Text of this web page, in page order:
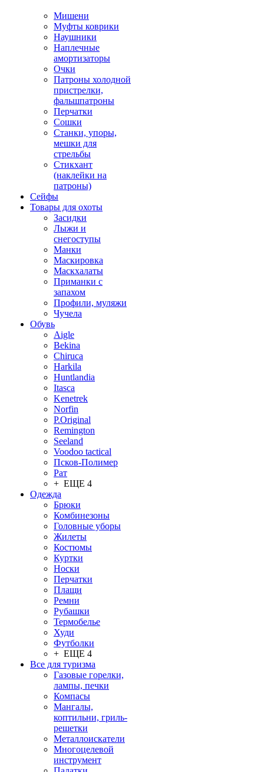
Мишени
Муфты коврики
Наушники
Наплечные
амортизаторы
Очки
Патроны холодной
пристрелки,
фальшпатроны
Перчатки
Сошки
Станки, упоры,
мешки для
стрельбы
Стикхант
(наклейки на
патроны)
Сейфы
Товары для охоты
Засидки
Лыжи и
снегоступы
Манки
Маскировка
Маскхалаты
Приманки с
запахом
Профили, муляжи
Чучела
Обувь
Aigle
Bekina
Chiruсa
Harkila
Huntlandia
Itasca
Kenetrek
Norfin
P.Original
Remington
Seeland
Voodoo tactical
Псков-Полимер
Рат
+ ЕЩЕ 4
Одежда
Брюки
Комбинезоны
Головные уборы
Жилеты
Костюмы
Куртки
Носки
Перчатки
Плащи
Ремни
Рубашки
Термобелье
Худи
Футболки
+ ЕЩЕ 4
Все для туризма
Газовые горелки,
лампы, печки
Компасы
Мангалы,
коптильни, гриль-
решетки
Металлоискатели
Многоцелевой
инструмент